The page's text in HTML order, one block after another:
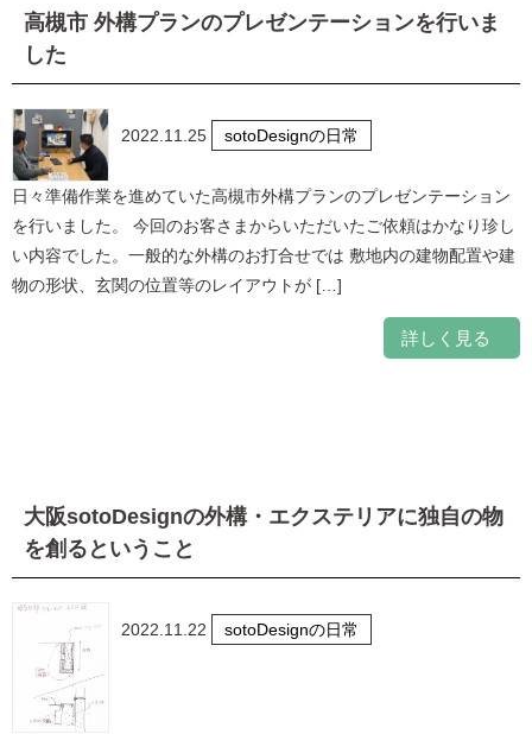
高槻市 外構プランのプレゼンテーションを行いま
した
2022.11.25 sotoDesignの日常
日々準備作業を進めていた高槻市外構プランのプレゼンテーション
を行いました。 今回のお客さまからいただいたご依頼はかなり珍し
い内容でした。一般的な外構のお打合せでは 敷地内の建物配置や建
物の形状、玄関の位置等のレイアウトが […]
詳しく見る
大阪sotoDesignの外構・エクステリアに独自の物
を創るということ
2022.11.22 sotoDesignの日常